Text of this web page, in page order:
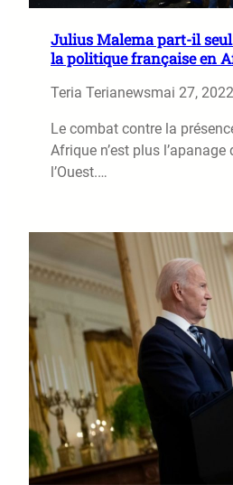
Julius Malema part-il
la politique française en
Teria Terianewsmai 27, 2022
Le combat contre la
Afrique n’est plus l’apanage
l’Ouest.…